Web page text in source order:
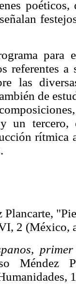
para
referentes
las
de
un
rítmica
2
Méndez